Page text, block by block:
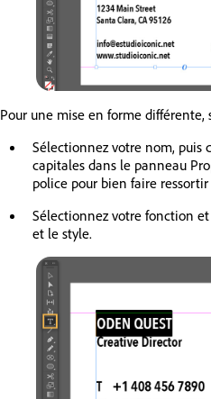
Pour une mise en forme
Sélectionnez votre nom, puis
capitales dans le panneau
police pour bien faire
Sélectionnez votre fonction
et le style.